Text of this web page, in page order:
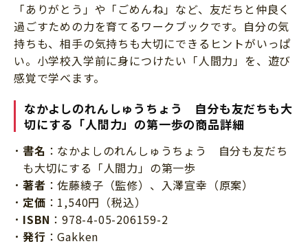
「ありがとう」や「ごめんね」など、友だちと仲良く
過ごすための力を育てるワークブックです。自分の気
持ちも、相手の気持ちも大切にできるヒントがいっぱ
い。小学校入学前に身につけたい「人間力」を、遊び
感覚で学べます。
なかよしのれんしゅうちょう 自分も友だちも大
切にする「人間力」の第一歩の商品詳細
書名 ：なかよしのれんしゅうちょう 自分も友だち
も大切にする「人間力」の第一歩
著者 ：佐藤綾子（監修）、入澤宣幸（原案）
定価 ：1,540円（税込）
ISBN ：978-4-05-206159-2
発行 ：Gakken